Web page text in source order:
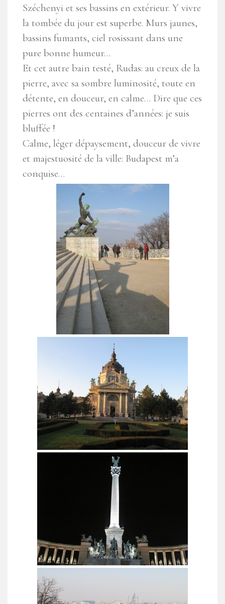
Széchenyi et ses bassins en extérieur. Y vivre
la tombée du jour est superbe. Murs jaunes,
bassins fumants, ciel rosissant dans une
pure bonne humeur…
Et cet autre bain testé, Rudas: au creux de la
pierre, avec sa sombre luminosité, toute en
détente, en douceur, en calme… Dire que ces
pierres ont des centaines d’années: je suis
bluffée !
Calme, léger dépaysement, douceur de vivre
et majestuosité de la ville: Budapest m’a
conquise…